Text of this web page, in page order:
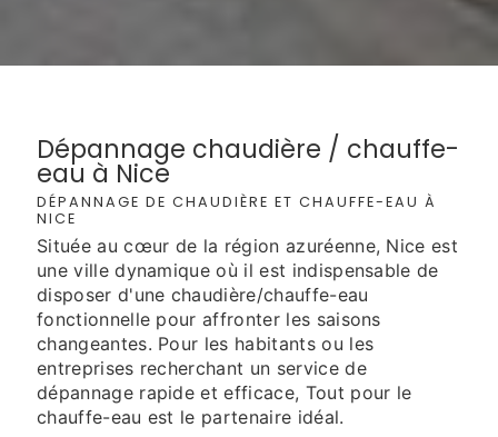
Dépannage chaudière / chauffe-
eau à Nice
DÉPANNAGE DE CHAUDIÈRE ET CHAUFFE-EAU À
NICE
Située au cœur de la région azuréenne, Nice est
une ville dynamique où il est indispensable de
disposer d'une chaudière/chauffe-eau
fonctionnelle pour affronter les saisons
changeantes. Pour les habitants ou les
entreprises recherchant un service de
dépannage rapide et efficace, Tout pour le
chauffe-eau est le partenaire idéal.